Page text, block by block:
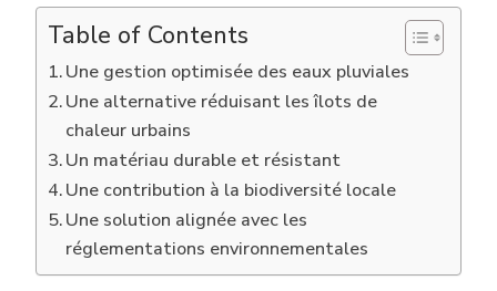
Table of Contents
Une gestion optimisée des eaux pluviales
Une alternative réduisant les îlots de
chaleur urbains
Un matériau durable et résistant
Une contribution à la biodiversité locale
Une solution alignée avec les
réglementations environnementales